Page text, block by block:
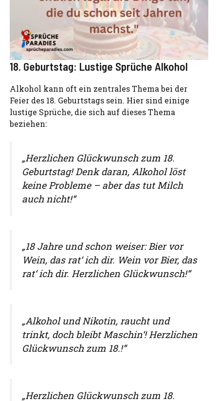
18. Geburtstag: Lustige Sprüche Alkohol
Alkohol kann oft ein zentrales Thema bei der
Feier des 18. Geburtstags sein. Hier sind einige
lustige Sprüche, die sich auf dieses Thema
beziehen:
„Herzlichen Glückwunsch zum 18.
Geburtstag! Denk daran, Alkohol löst
keine Probleme – aber das tut Milch
auch nicht!“
„18 Jahre und schon weiser: Bier vor
Wein, das rat‘ ich dir. Wein vor Bier, das
rat‘ ich dir. Herzlichen Glückwunsch!“
„Alkohol und Nikotin, raucht und
trinkt, doch bleibt Maschin‘! Herzlichen
Glückwunsch zum 18.!“
„Herzlichen Glückwunsch zum 18.